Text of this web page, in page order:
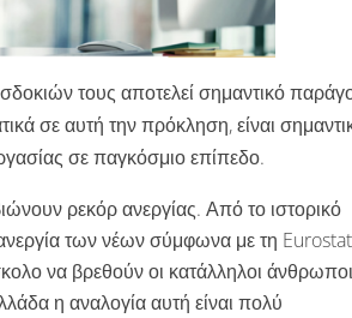
τους αποτελεί σημαντικό
σε αυτή την πρόκληση, είναι
σε παγκόσμιο επίπεδο.
ρεκόρ ανεργίας. Από το ιστορικό
των νέων σύμφωνα με τη Eurostat
να βρεθούν οι κατάλληλοι
η αναλογία αυτή είναι πολύ